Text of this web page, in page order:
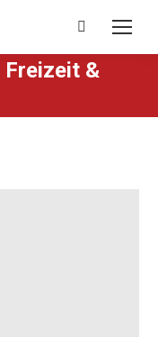
Search:
Freizeit &